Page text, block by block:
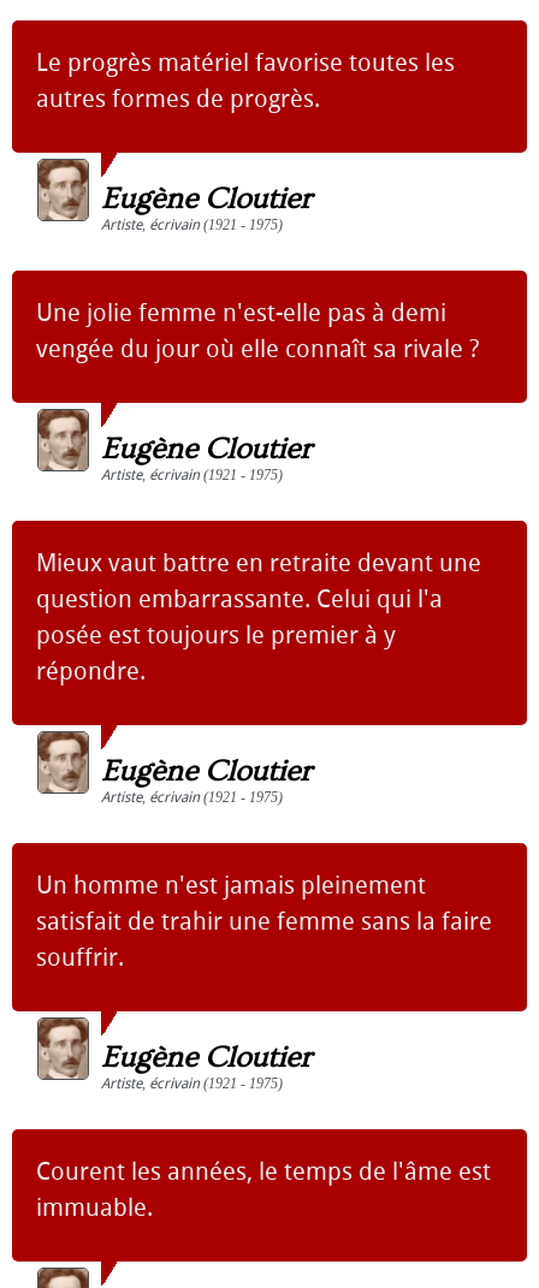
Le progrès matériel favorise toutes les
autres formes de progrès.
Eugène Cloutier
Artiste, écrivain(1921 - 1975)
Une jolie femme n'est-elle pas à demi
vengée du jour où elle connaît sa rivale ?
Eugène Cloutier
Artiste, écrivain(1921 - 1975)
Mieux vaut battre en retraite devant une
question embarrassante. Celui qui l'a
posée est toujours le premier à y
répondre.
Eugène Cloutier
Artiste, écrivain(1921 - 1975)
Un homme n'est jamais pleinement
satisfait de trahir une femme sans la faire
souffrir.
Eugène Cloutier
Artiste, écrivain(1921 - 1975)
Courent les années, le temps de l'âme est
immuable.